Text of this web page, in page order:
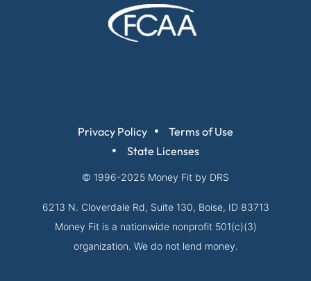
Privacy Policy
Terms of Use
State Licenses
© 1996-2025 Money Fit by DRS
6213 N. Cloverdale Rd, Suite 130, Boise, ID 83713
Money Fit is a nationwide nonprofit 501(c)(3)
organization. We do not lend money.